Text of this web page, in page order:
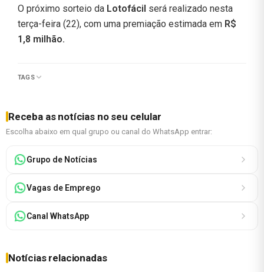
O próximo sorteio da Lotofácil será realizado nesta
terça-feira (22), com uma premiação estimada em R$
1,8 milhão.
TAGS
Receba as notícias no seu celular
Escolha abaixo em qual grupo ou canal do WhatsApp entrar:
Grupo de Notícias
Vagas de Emprego
Canal WhatsApp
Notícias relacionadas